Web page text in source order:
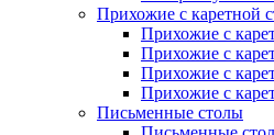
Прихожие с каретной
Прихожие с
Прихожие с
Прихожие с
Прихожие с
Письменные столы